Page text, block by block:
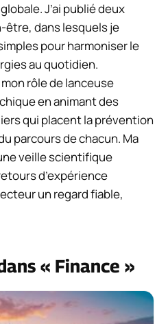
J’ai publié deux
être, dans lesquels je
pour harmoniser le
au quotidien.
rôle de lanceuse
en animant des
qui placent la prévention
parcours de chacun. Ma
veille scientifique
d’expérience
un regard fiable,
« Finance »